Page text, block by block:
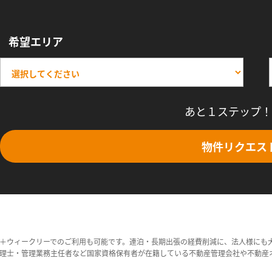
希望エリア
あと１ステップ
物件リクエス
ィークリーでのご利用も可能です。連泊・長期出張の経費削減に、法人様にも
・管理業務主任者など国家資格保有者が在籍している不動産管理会社や不動